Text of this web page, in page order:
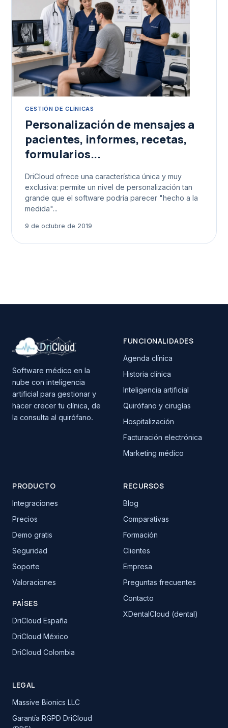
GESTIÓN DE CLÍNICAS
Personalización de mensajes a
pacientes, informes, recetas,
formularios...
DriCloud ofrece una característica única y muy
exclusiva: permite un nivel de personalización tan
grande que el software podría parecer "hecho a la
medida"...
9 de octubre de 2019
Software médico en la
nube con inteligencia
artificial para gestionar y
hacer crecer tu clínica, de
la consulta al quirófano.
FUNCIONALIDADES
Agenda clínica
Historia clínica
Inteligencia artificial
Quirófano y cirugías
Hospitalización
Facturación electrónica
Marketing médico
PRODUCTO
Integraciones
Precios
Demo gratis
Seguridad
Soporte
Valoraciones
PAÍSES
DriCloud España
DriCloud México
DriCloud Colombia
RECURSOS
Blog
Comparativas
Formación
Clientes
Empresa
Preguntas frecuentes
Contacto
XDentalCloud (dental)
LEGAL
Massive Bionics LLC
Garantía RGPD DriCloud